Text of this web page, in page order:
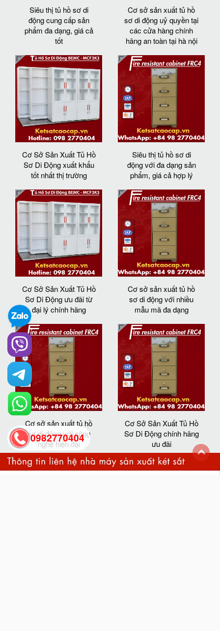
Siêu thị tủ hồ sơ di
động cung cấp sản
phẩm đa dạng, giá cả
tốt
Cơ sở sản xuất tủ hồ
sơ di động uỷ quyền tại
các cửa hàng chính
hãng an toàn tại hà nội
Cơ Sở Sản Xuất Tủ Hồ
Sơ Di Động xuất khẩu
tốt nhất thị trường
Siêu thị tủ hồ sơ di
động với đa dạng sản
phẩm, giá cả hợp lý
Cơ Sở Sản Xuất Tủ Hồ
Sơ Di Động ưu đãi từ
đại lý chính hãng
Cơ sở sản xuất tủ hồ
sơ di động với nhiều
mẫu mã đa dạng
Cơ sở sản xuất tủ hồ
sơ di động với công
nghệ hiện đại
Cơ Sở Sản Xuất Tủ Hồ
Sơ Di Động chính hãng
ưu đãi
0982770404
back